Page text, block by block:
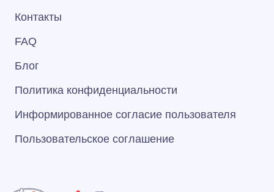
Контакты
FAQ
Блог
Политика конфиденциальности
Информированное согласие пользователя
Пользовательское соглашение